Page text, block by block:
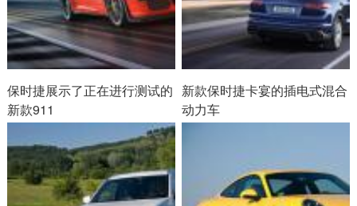
保时捷展示了正在进行测试的
新款911
新款保时捷卡宴的插电式混合
动力车